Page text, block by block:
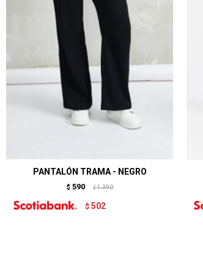
PANTALÓN TRAMA - NEGRO
$ 590 $ 1.390
$ 502